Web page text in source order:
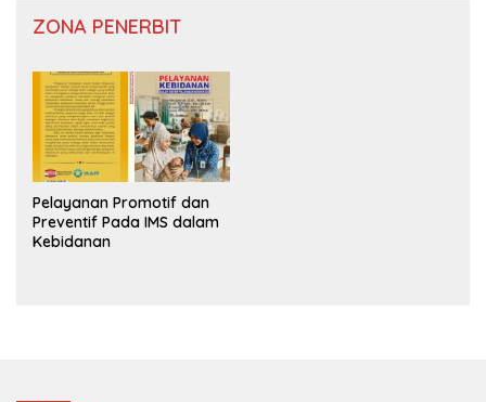
ZONA PENERBIT
Pelayanan Promotif dan
Preventif Pada IMS dalam
Kebidanan